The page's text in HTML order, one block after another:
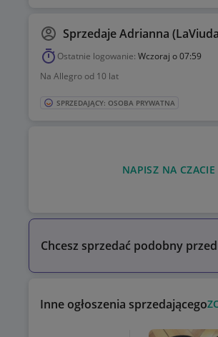
SprzedajeAdrianna
Ostatnie logowanie: Wczoraj o 07:59
Na Allegro od 10 lat
SPRZEDAJĄCY: OSOBA PRYWATNA
NAPISZ NA CZACIE
Inne ogłoszenia sprzedającego
Chcesz sprzedać podobny